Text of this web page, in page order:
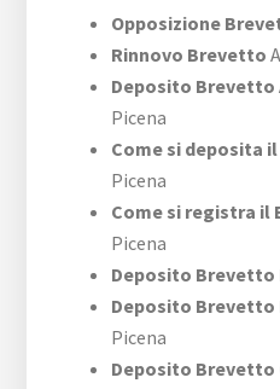
Opposizione
Rinnovo Brevetto
Deposito Brevetto
Picena
Come si deposita
Picena
Come si registra il
Picena
Deposito Brevetto
Deposito Brevetto
Picena
Deposito Brevetto